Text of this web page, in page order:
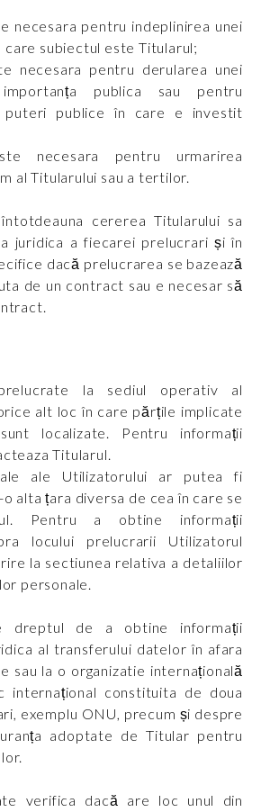
necesara pentru indeplinirea unei
care subiectul este Titularul;
necesara pentru derularea unei
publica sau pentru
puteri publice în care e investit
necesara pentru urmarirea
al Titularului sau a tertilor.
cererea Titularului sa
juridica a fiecarei prelucrari și în
dacă prelucrarea se bazează
de un contract sau e necesar să
la sediul operativ al
alt loc în care părțile implicate
localizate. Pentru informații
Titularul.
ale Utilizatorului ar putea fi
alta țara diversa de cea în care se
Pentru a obtine informații
locului prelucrarii Utilizatorul
la sectiunea relativa a detaliilor
personale.
dreptul de a obtine informații
al transferului datelor în afara
sau la o organizatie internațională
internațional constituita de doua
exemplu ONU, precum și despre
adoptate de Titular pentru
verifica dacă are loc unul din